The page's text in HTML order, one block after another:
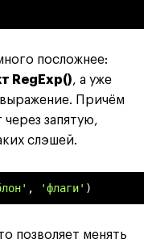
посложнее:
RegExp(), а уже
Причём
запятую,
слэшей.
, 'флаги' )
позволяет менять